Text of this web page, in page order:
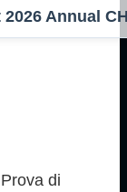
Annual
di